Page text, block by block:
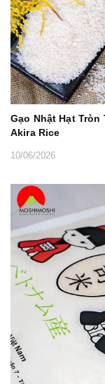
Gạo Nhật Hạt
Akira Rice
10/06/2026